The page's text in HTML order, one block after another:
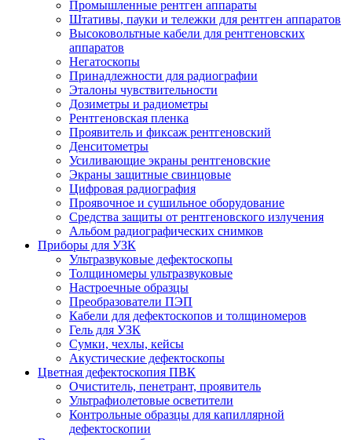
Промышленные рентген аппараты
Штативы, пауки и тележки для рентген аппаратов
Высоковольтные кабели для рентгеновских
аппаратов
Негатоскопы
Принадлежности для радиографии
Эталоны чувствительности
Дозиметры и радиометры
Рентгеновская пленка
Проявитель и фиксаж рентгеновский
Денситометры
Усиливающие экраны рентгеновские
Экраны защитные свинцовые
Цифровая радиография
Проявочное и сушильное оборудование
Средства защиты от рентгеновского излучения
Альбом радиографических снимков
Приборы для УЗК
Ультразвуковые дефектоскопы
Толщиномеры ультразвуковые
Настроечные образцы
Преобразователи ПЭП
Кабели для дефектоскопов и толщиномеров
Гель для УЗК
Сумки, чехлы, кейсы
Акустические дефектоскопы
Цветная дефектоскопия ПВК
Очиститель, пенетрант, проявитель
Ультрафиолетовые осветители
Контрольные образцы для капиллярной
дефектоскопии